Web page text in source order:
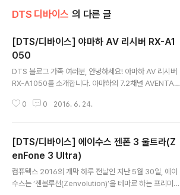
DTS 디바이스 의 다른 글
[DTS/디바이스] 야마하 AV 리시버 RX-A1
050
DTS 블로그 가족 여러분, 안녕하세요! 야마하 AV 리시버
RX-A1050를 소개합니다. 야마하의 7.2채널 AVENTAG
성능을 제공하도록 설계된 야마하의 플래그십 모델인데요.
기반으로 풍부하고 사실적인 사운드를 제공하는 DTS의
최신 서라운드 기술, DTS:X는 그 이름만으로도 설레는데
요. RX-A1050는 DTS:X 를 지원하며 야마하의 최고 플
래그십 라인, AVENTAGE의 구성원으로써의 면모를 자랑
합니다. 뿐만 아니라, 본체에 5번째 다리, Anti-Resonan
0 0 2016. 6. 24.
[DTS/디바이스] 에이수스 젠폰 3 울트라(Z
enFone 3 Ultra)
컴퓨텍스 2016의 개막 하루 전날인 지난 5월 30일, 에이
수스는 ‘젠볼루션(Zenvolution)’을 테마로 하는 프리미엄